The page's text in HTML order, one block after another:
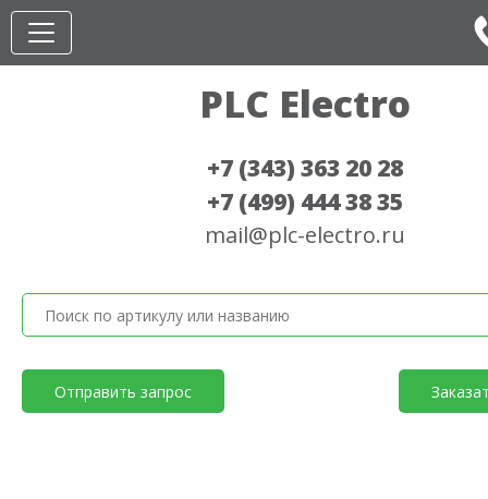
PLC Electro
+7 (343) 363 20 28
+7 (499) 444 38 35
mail@plc-electro.ru
Отправить запрос